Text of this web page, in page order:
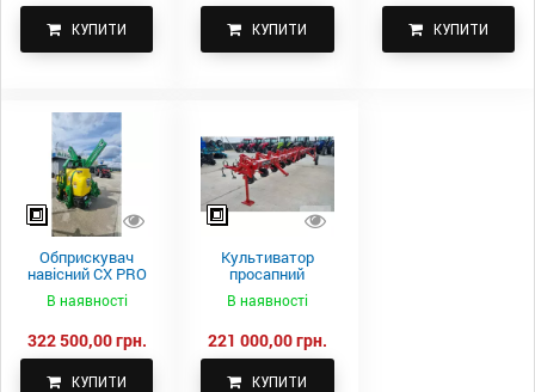
КУПИТИ КУПИТИ КУПИТИ
Обприскувач
навісний CX PRO
В наявності
322 500,00 грн.
КУПИТИ
Культиватор
просапний
КПН-5,6-05
В наявності
221 000,00 грн.
КУПИТИ